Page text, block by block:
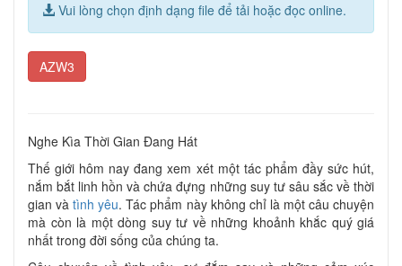
Vui lòng chọn định dạng file để tải hoặc đọc online.
AZW3
Nghe Kìa Thời Gian Đang Hát
Thế giới hôm nay đang xem xét một tác phẩm đầy sức hút,
nắm bắt linh hồn và chứa đựng những suy tư sâu sắc về thời
gian vàtình yêu. Tác phẩm này không chỉ là một câu chuyện
mà còn là một dòng suy tư về những khoảnh khắc quý giá
nhất trong đời sống của chúng ta.